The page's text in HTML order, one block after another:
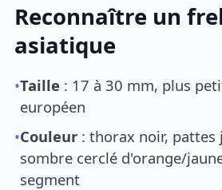
Reconnaître un
asiatique
•Taille : 17 à 30 mm, plus
européen
•Couleur : thorax noir, pattes
sombre cerclé d'orange/
segment